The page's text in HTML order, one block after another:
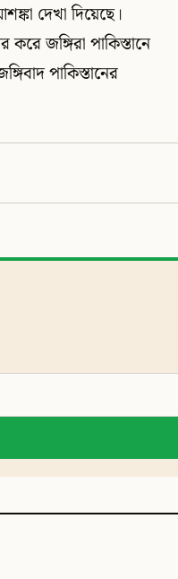
দেখা দিয়েছে।
জঙ্গিরা পাকিস্তানে
পাকিস্তানের